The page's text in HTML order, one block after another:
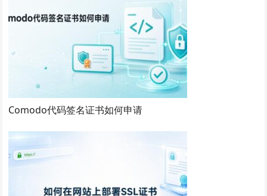
Comodo代码签名证书如何申请